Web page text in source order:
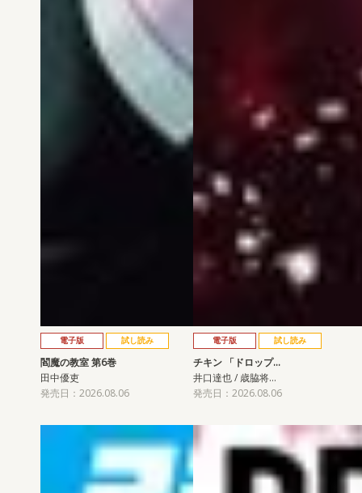
電子版 試し読み
閻魔の教室 第6巻
田中優吏
発売日：2026.08.06
電子版 試し読み
チキン 「ドロップ…
井口達也 / 歳脇将…
発売日：2026.08.06